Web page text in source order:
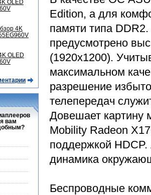
Edition, а для
памяти типа
предусмотрено
(1920x1200).
максимальном
разрешение
телепередач
Довешает картину
Mobility Radeon
поддержкой
динамика
Беспроводные
OLED
4K
OLED
вам